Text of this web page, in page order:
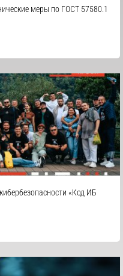
меры по ГОСТ 57580.1
«Код ИБ